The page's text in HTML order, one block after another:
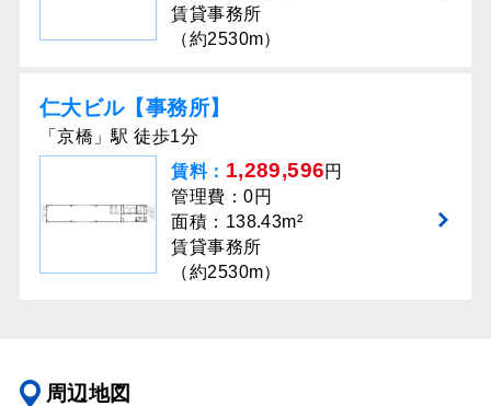
賃貸事務所
（約2530m）
仁大ビル【事務所】
「京橋」駅 徒歩1分
賃料： 1,289,596円
管理費：0円
面積：138.43m²
賃貸事務所
（約2530m）
周辺地図